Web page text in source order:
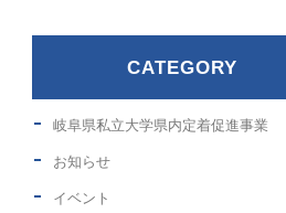
CATEGORY
岐阜県私立大学県内定着促進事業
お知らせ
イベント